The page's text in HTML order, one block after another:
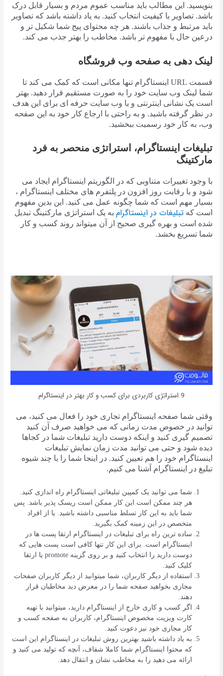
بنویسید. این مطالب باید مناسب عموم مردم و بسیار قابل درک
باشد. تصاویر با کیفیت انتخاب کنید. به یاد داشته باشد که تصاویر
باید مرتبط و جذاب باشند. هر چه محتوای پیج شما شکیل تر و
درعین حال با مفهوم تر باشد. مخاطب را بهتر جذب می کند.
لینک دهی به صفحه وب فروشگاه
قسمت URL اینستاگرام تنها مکانی است که کمک می کند تا
شما لینک وب سایت خود را به صورت مستقیم قرار دهید. بهتر
است یک نشانی اینترنتی و یا وب سایت حرفه ای برای این هدف
در نظر گرفته باشید. و به راحتی با ارجاع کار خود به این صفحه
وب، به کار خود رسمیت ببخشید.
تبلیغات اینستاگرام، استراتژی منحصر به فرد
مارکتینگ
با وجود تغییرات متناوبی که در الگوریتم اینستاگرام ایجاد می
شود و با رقابت روز افزون در پلتفرم های مختلف اینستاگرام ،
بسیار مهم است که شما چگونه عمل می کنید. این بدین مفهوم
است کهتبلیغات در اینستاگرام به یک استراتژی مارکتینگ تبدیل
شده است و بهره گیری صحیح از آن میتواند روند کسب و کار
شما تسریع بخشد.
9 استراتژی کاربردی برای کسب و کار بهتر در اینستاگرام
وقتی شما صفحه اینستاگرام تجاری خود را فعال می کنید، می
توانید در خصوص مدت زمانی که می خواهید صرف آن کنید
تصمیم گیری کنید و اینکه دوست دارید تبلیغات شما در کجاها
دیده شود و حتی می توانید مدت زمان نمایش تبلیغات
اینستاگرام خود را هم تعیین کنید. در اینجا شما را با چند شیوه
تبلیغ در اینستاگرام آشنا می کنیم.
شما می توانید یک کمپین تبلیغاتی اینستاگرام راه اندازی کنید.
هر چند ممکن است این کار ممکن است ریسک پذیر باشد. پس
شما باید به این کار تسلط مناسبی داشته باشید. یا از افراد
متخصص در این زمینه کمک بگیرید.
ساده ترین راه برای تبلیغات در اینستاگرام ارتقا پست ها در
اینستاگرام است. برای این کار تنها کافی است پست هایی که
دوست دارید را انتخاب کنید و بر روی گزینه promote یا ارتقا
کلیک کنید.
استفاده از دیگر کاربران، شما میتوانید از دیگر کاربران صفحات
مجازی بخواهید صفحه شما را در معرض دید مخاطبان قرار
دهند.
اگر کسب و کاری خارج از اینستاگرام دارید، میتوانید با تهیه
کارت ویزیت مخصوص اینستاگرام، کاربران به صفحه کسب و
کار مجازی خود نیز دعوت کنید.
به یاد داشته باشید بهترین روش تبلیغات در اینستاگرام این است
که محتوا اینستاگرام شما کاملا شفاف، آنچه که تولید می کنید و
ارائه می دهید را به مخاطب نشان و انتقال دهد.